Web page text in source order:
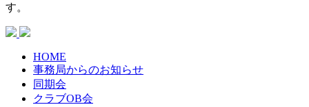
す。
HOME
事務局からのお知らせ
同期会
クラブOB会